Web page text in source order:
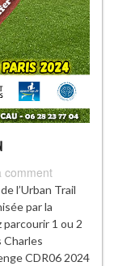
comment
l’Urban Trail
par la
parcourir 1 ou 2
Charles
CDR06 2024